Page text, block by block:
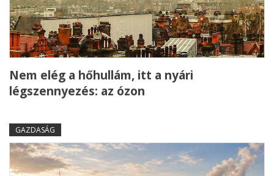
Nem elég a hőhullám, itt a nyári
légszennyezés: az ózon
GAZDASÁG